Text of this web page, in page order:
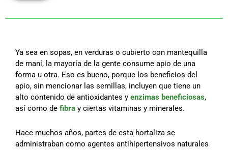
Ya sea en sopas, en verduras o cubierto con mantequilla
de maní, la mayoría de la gente consume apio de una
forma u otra. Eso es bueno, porque los beneficios del
apio, sin mencionar las semillas, incluyen que tiene un
alto contenido de antioxidantes y enzimas beneficiosas,
así como de fibra y ciertas vitaminas y minerales.
Hace muchos años, partes de esta hortaliza se
administraban como agentes antihipertensivos naturales